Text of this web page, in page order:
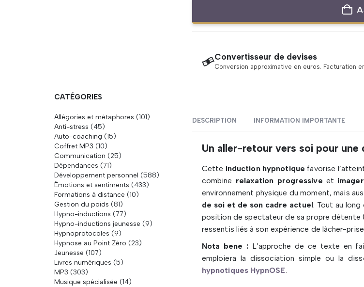
Convertisseur de devises
Conversion approximative en euros. Facturation
CATÉGORIES
Allégories et métaphores (101)
Anti-stress (45)
Auto-coaching (15)
Coffret MP3 (10)
Communication (25)
Dépendances (71)
Développement personnel (588)
Émotions et sentiments (433)
Formations à distance (10)
Gestion du poids (81)
Hypno-inductions (77)
Hypno-inductions jeunesse (9)
Hypnoprotocoles (9)
Hypnose au Point Zéro (23)
Jeunesse (107)
Livres numériques (5)
MP3 (303)
Musique spécialisée (14)
DESCRIPTION INFORMATION IMPORTANTE
Un aller-retour vers soi pour
Cette induction hypnotique favorise
combine relaxation progressive et
environnement physique du moment, mais
de soi et de son cadre actuel. Tout au
position de spectateur de sa propre détente
ressentis liés à son expérience de lâcher-
Nota bene :L’approche de ce texte en
emploiera la dissociation simple ou la
hypnotiques HypnOSE.